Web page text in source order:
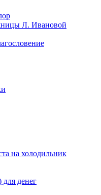
Л. Ивановой
на холодильник
денег